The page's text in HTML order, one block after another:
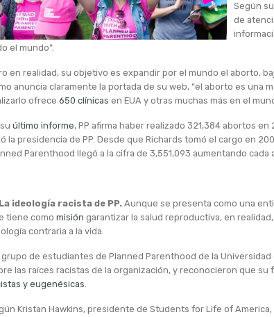
Según
de
el mundo”.
en realidad, su objetivo es expandir por el mundo el aborto,
anuncia claramente la portada de su web, “el aborto es una
ofrece 650 clínicas en EUA y otras muchas más en el
último informe, PP afirma haber realizado 321,384 abortos en
la presidencia de PP. Desde que Richards tomó el cargo en
Parenthood llegó a la cifra de 3,551,093 aumentando cada
ideología racista de PP. Aunque se presenta como una
tiene como misión garantizar la salud reproductiva, en
contraria a la vida.
grupo de estudiantes de Planned Parenthood de la
las raíces racistas de la organización, y reconocieron que su
y eugenésicas.
Kristan Hawkins, presidente de Students for Life of